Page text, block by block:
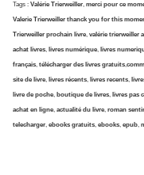
Tags : Valérie Trierweiller, merci pour ce
Valerie Trierweiller thanck you for this
Trierweiller prochain livre, valérie trierweiller
achat livres, livres numérique, livres
français, télécharger des livres gratuits,
site de livre, livres récents, livres recents,
livre de poche, boutique de livres, livres pas
achat en ligne, actualité du livre, roman
telecharger, ebooks gratuits, ebooks, epub,